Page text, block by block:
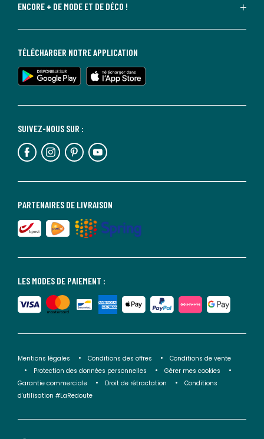
ENCORE + DE MODE ET DE DÉCO !
LES MODES DE PAIEMENT :
PARTENAIRES DE LIVRAISON
SUIVEZ-NOUS SUR :
TÉLÉCHARGER NOTRE APPLICATION
Mentions légales Conditions des offres
Conditions de vente
Protection des données personnelles
Gérer mes cookies
Garantie commerciale
Droit de rétractation
Conditions
d'utilisation #LaRedoute